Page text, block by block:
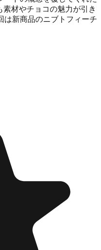
材やチョコの魅力が引き
は新商品のニブトフィーチ